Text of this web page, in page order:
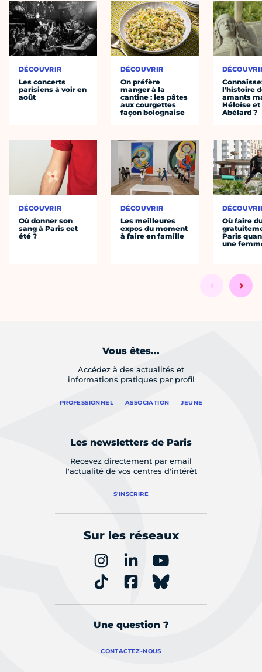
DÉCOUVRIR
Les concerts
parisiens à voir en
août
DÉCOUVRIR
Où donner son
sang à Paris cet
été ?
DÉCOUVRIR
On préfère
manger à la
cantine : les pâtes
aux courgettes
façon bolognaise
DÉCOUVRIR
Les meilleures
expos du moment
à faire en famille
l’histoire
amants
Héloïse et
Abélard ?
Où faire
Paris
une
Vous êtes...
Accédez à des actualités et
informations pratiques par profil
PROFESSIONNEL ASSOCIATION JEUNE
Les newsletters de Paris
Recevez directement par email
l'actualité de vos centres d'intérêt
S'INSCRIRE
Sur les réseaux
Une question ?
CONTACTEZ-NOUS